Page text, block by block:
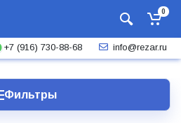
0
+7 (916) 730-88-68 info@rezar.ru
Фильтры